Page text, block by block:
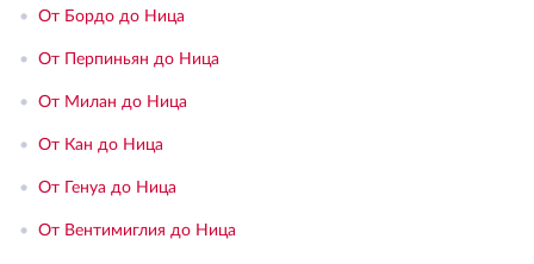
• От Бордо до Ница
• От Перпиньян до Ница
• От Милан до Ница
• От Кан до Ница
• От Генуа до Ница
• От Вентимиглия до Ница